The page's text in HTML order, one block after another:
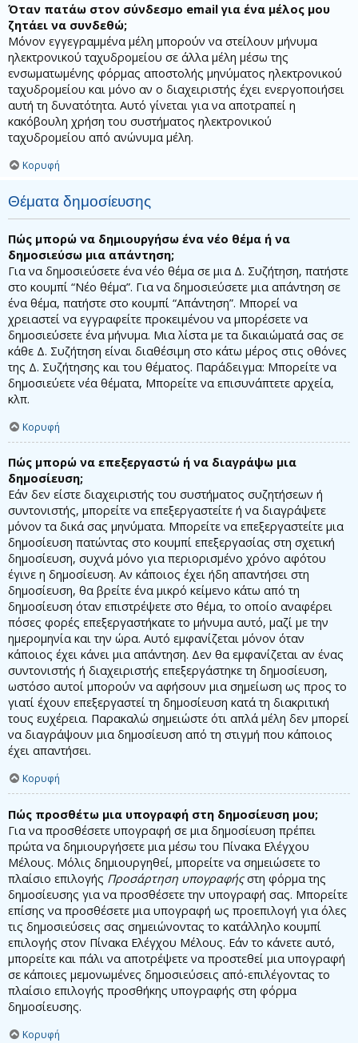
Όταν πατάω στον σύνδεσμο email για ένα μέλος μου
ζητάει να συνδεθώ;
Μόνον εγγεγραμμένα μέλη μπορούν να στείλουν μήνυμα
ηλεκτρονικού ταχυδρομείου σε άλλα μέλη μέσω της
ενσωματωμένης φόρμας αποστολής μηνύματος ηλεκτρονικού
ταχυδρομείου και μόνο αν ο διαχειριστής έχει ενεργοποιήσει
αυτή τη δυνατότητα. Αυτό γίνεται για να αποτραπεί η
κακόβουλη χρήση του συστήματος ηλεκτρονικού
ταχυδρομείου από ανώνυμα μέλη.
Κορυφή
Θέματα δημοσίευσης
Πώς μπορώ να δημιουργήσω ένα νέο θέμα ή να
δημοσιεύσω μια απάντηση;
Για να δημοσιεύσετε ένα νέο θέμα σε μια Δ. Συζήτηση, πατήστε
στο κουμπί “Νέο θέμα”. Για να δημοσιεύσετε μια απάντηση σε
ένα θέμα, πατήστε στο κουμπί “Απάντηση”. Μπορεί να
χρειαστεί να εγγραφείτε προκειμένου να μπορέσετε να
δημοσιεύσετε ένα μήνυμα. Μια λίστα με τα δικαιώματά σας σε
κάθε Δ. Συζήτηση είναι διαθέσιμη στο κάτω μέρος στις οθόνες
της Δ. Συζήτησης και του θέματος. Παράδειγμα: Μπορείτε να
δημοσιεύετε νέα θέματα, Μπορείτε να επισυνάπτετε αρχεία,
κλπ.
Κορυφή
Πώς μπορώ να επεξεργαστώ ή να διαγράψω μια
δημοσίευση;
Εάν δεν είστε διαχειριστής του συστήματος συζητήσεων ή
συντονιστής, μπορείτε να επεξεργαστείτε ή να διαγράψετε
μόνον τα δικά σας μηνύματα. Μπορείτε να επεξεργαστείτε μια
δημοσίευση πατώντας στο κουμπί επεξεργασίας στη σχετική
δημοσίευση, συχνά μόνο για περιορισμένο χρόνο αφότου
έγινε η δημοσίευση. Αν κάποιος έχει ήδη απαντήσει στη
δημοσίευση, θα βρείτε ένα μικρό κείμενο κάτω από τη
δημοσίευση όταν επιστρέψετε στο θέμα, το οποίο αναφέρει
πόσες φορές επεξεργαστήκατε το μήνυμα αυτό, μαζί με την
ημερομηνία και την ώρα. Αυτό εμφανίζεται μόνον όταν
κάποιος έχει κάνει μια απάντηση. Δεν θα εμφανίζεται αν ένας
συντονιστής ή διαχειριστής επεξεργάστηκε τη δημοσίευση,
ωστόσο αυτοί μπορούν να αφήσουν μια σημείωση ως προς το
γιατί έχουν επεξεργαστεί τη δημοσίευση κατά τη διακριτική
τους ευχέρεια. Παρακαλώ σημειώστε ότι απλά μέλη δεν μπορεί
να διαγράψουν μια δημοσίευση από τη στιγμή που κάποιος
έχει απαντήσει.
Κορυφή
Πώς προσθέτω μια υπογραφή στη δημοσίευση μου;
Για να προσθέσετε υπογραφή σε μια δημοσίευση πρέπει
πρώτα να δημιουργήσετε μια μέσω του Πίνακα Ελέγχου
Μέλους. Μόλις δημιουργηθεί, μπορείτε να σημειώσετε το
πλαίσιο επιλογής Προσάρτηση υπογραφήςστη φόρμα της
δημοσίευσης για να προσθέσετε την υπογραφή σας. Μπορείτε
επίσης να προσθέσετε μια υπογραφή ως προεπιλογή για όλες
τις δημοσιεύσεις σας σημειώνοντας το κατάλληλο κουμπί
επιλογής στον Πίνακα Ελέγχου Μέλους. Εάν το κάνετε αυτό,
μπορείτε και πάλι να αποτρέψετε να προστεθεί μια υπογραφή
σε κάποιες μεμονωμένες δημοσιεύσεις από-επιλέγοντας το
πλαίσιο επιλογής προσθήκης υπογραφής στη φόρμα
δημοσίευσης.
Κορυφή